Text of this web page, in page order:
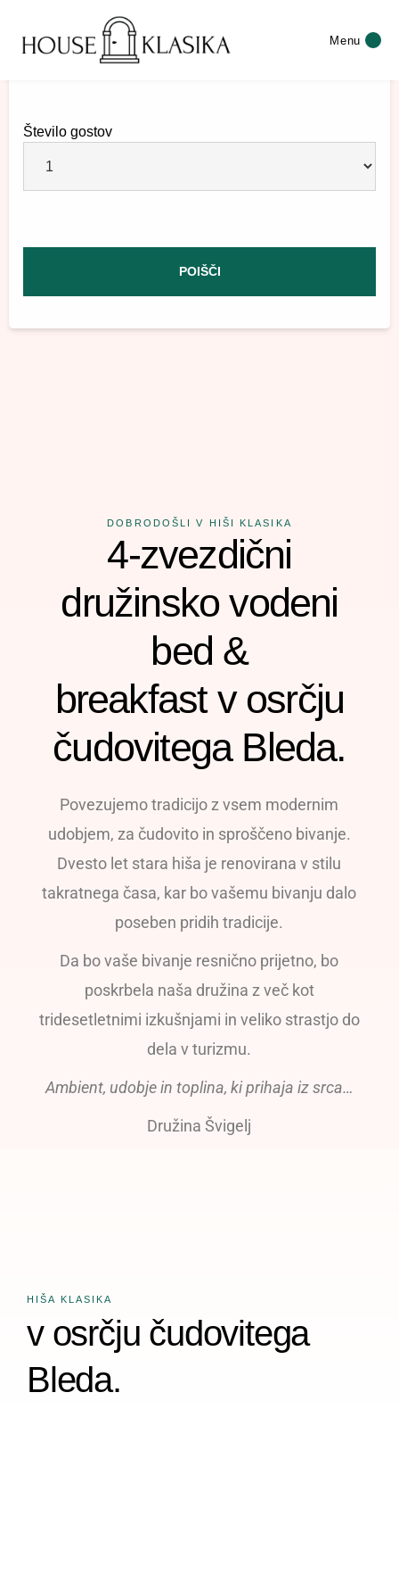
Menu
Število gostov
POIŠČI
DOBRODOŠLI V HIŠI KLASIKA
4-zvezdični
družinsko vodeni
bed &
breakfast v osrčju
čudovitega Bleda.
Povezujemo tradicijo z vsem modernim
udobjem, za čudovito in sproščeno bivanje.
Dvesto let stara hiša je renovirana v stilu
takratnega časa, kar bo vašemu bivanju dalo
poseben pridih tradicije.
Da bo vaše bivanje resnično prijetno, bo
poskrbela naša družina z več kot
tridesetletnimi izkušnjami in veliko strastjo do
dela v turizmu.
Ambient, udobje in toplina, ki prihaja iz srca…
Družina Švigelj
HIŠA KLASIKA
v osrčju čudovitega
Bleda.